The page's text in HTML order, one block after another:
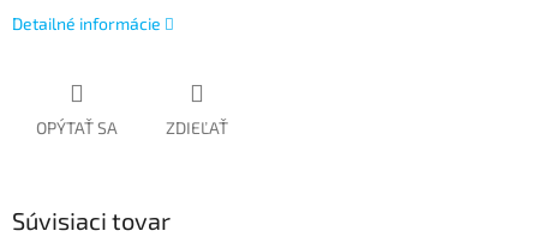
Detailné informácie
OPÝTAŤ SA ZDIEĽAŤ
Súvisiaci tovar